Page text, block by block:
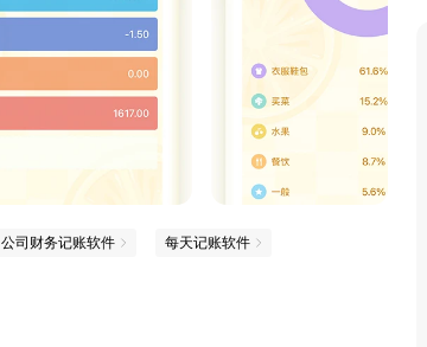
公司财务记账软件 每天记账软件